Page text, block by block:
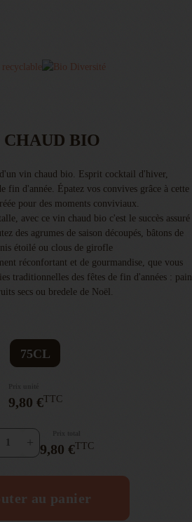
BIO
vin chaud bio. Esprit cocktail d'hiver,
fin d'année. Épatez vos convives grâce à cette
pour des moments conviviaux.
avec ce vin chaud bio c'est le succès assuré
des agrumes de saison découpés, bâtons de
étoilé ou clous de girofle
réconfortant et de gourmandise, que vous
traditionnelles des fêtes de fin d'années : pain
secs ou bredele de Noël.
75CL
9,80 €TTC
+ 9,80 €TTC
au panier